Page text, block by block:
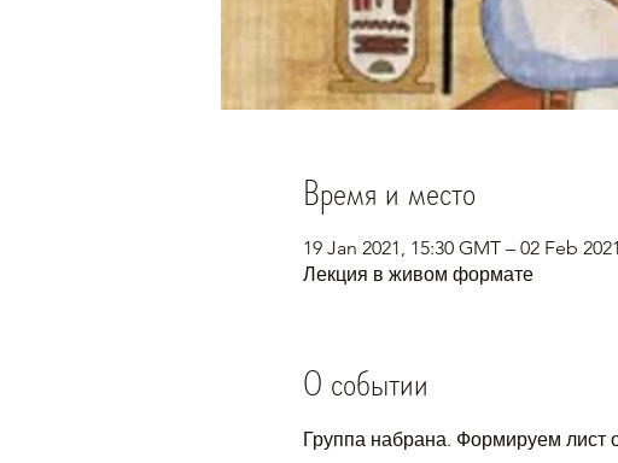
Время и место
19 Jan 2021, 15:30 GMT – 02 Feb
Лекция в живом формате
О событии
Группа набрана. Формируем лист